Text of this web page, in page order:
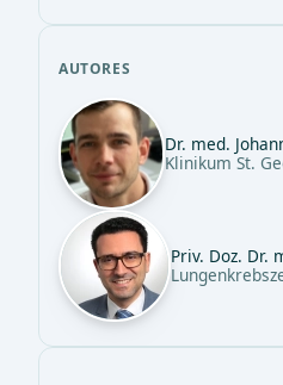
AUTORES
Dr. med.
Klinikum St.
Priv. Doz. Dr.